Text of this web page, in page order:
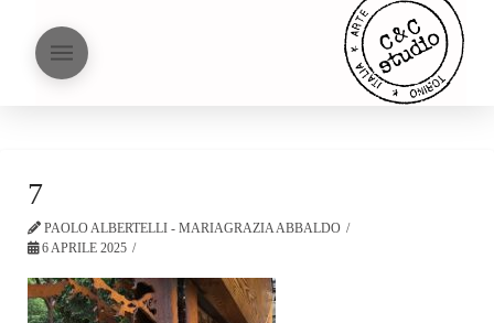
7
PAOLO ALBERTELLI - MARIAGRAZIA ABBALDO
6 APRILE 2025